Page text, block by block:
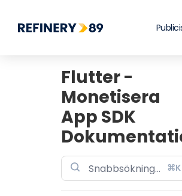
Flutter -
Monetisera
App SDK
⌘K